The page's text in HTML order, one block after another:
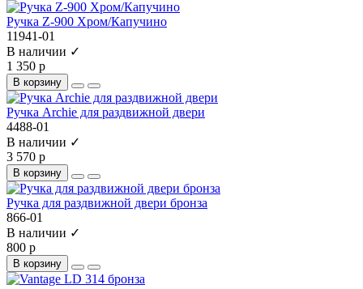
Ручка Z-900 Хром/Капучино
11941-01
В наличии ✓
1 350 р
В корзину
Ручка Archie для раздвижной двери
4488-01
В наличии ✓
3 570 р
В корзину
Ручка для раздвижной двери бронза
866-01
В наличии ✓
800 р
В корзину